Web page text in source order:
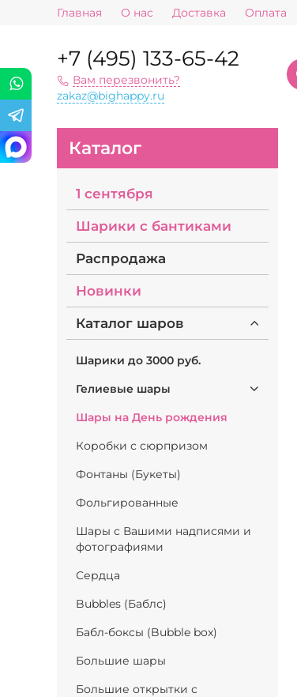
Главная О нас Доставка Оплата
+7 (495) 133-65-42
Вам перезвонить?
zakaz@bighappy.ru
Каталог
1 сентября
Шарики с бантиками
Распродажа
Новинки
Каталог шаров
Шарики до 3000 руб.
Гелиевые шары
Шары на День рождения
Коробки с сюрпризом
Фонтаны (Букеты)
Фольгированные
Шары с Вашими надписями и
фотографиями
Сердца
Bubbles (Баблс)
Бабл-боксы (Bubble box)
Большие шары
Большие открытки с